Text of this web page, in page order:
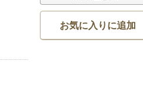
お気に入りに追加